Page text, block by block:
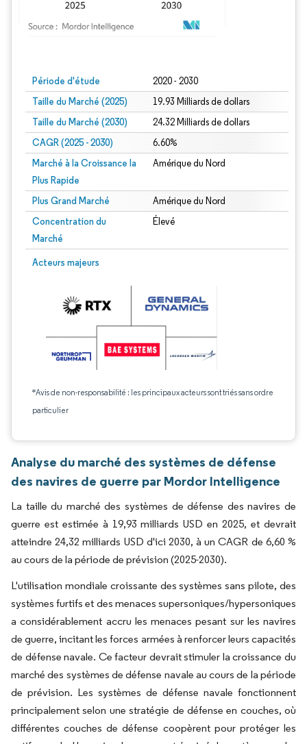
Période d'étude 2020 - 2030
Taille du Marché (2025) 19.93 Milliards de dollars
Taille du Marché (2030) 24.32 Milliards de dollars
CAGR (2025 - 2030) 6.60%
Marché à la Croissance la
Plus Rapide
Amérique du Nord
Plus Grand Marché Amérique du Nord
Concentration du
Marché
Élevé
Acteurs majeurs
*Avis de non-responsabilité : les principaux acteurs sont triés sans ordre
particulier
Analyse du marché des systèmes de défense
des navires de guerre par Mordor Intelligence
La taille du marché des systèmes de défense des navires de
guerre est estimée à 19,93 milliards USD en 2025, et devrait
atteindre 24,32 milliards USD d'ici 2030, à un CAGR de 6,60 %
au cours de la période de prévision (2025-2030).
L'utilisation mondiale croissante des systèmes sans pilote, des
systèmes furtifs et des menaces supersoniques/hypersoniques
a considérablement accru les menaces pesant sur les navires
de guerre, incitant les forces armées à renforcer leurs capacités
de défense navale. Ce facteur devrait stimuler la croissance du
marché des systèmes de défense navale au cours de la période
de prévision. Les systèmes de défense navale fonctionnent
principalement selon une stratégie de défense en couches, où
différentes couches de défense coopèrent pour protéger les